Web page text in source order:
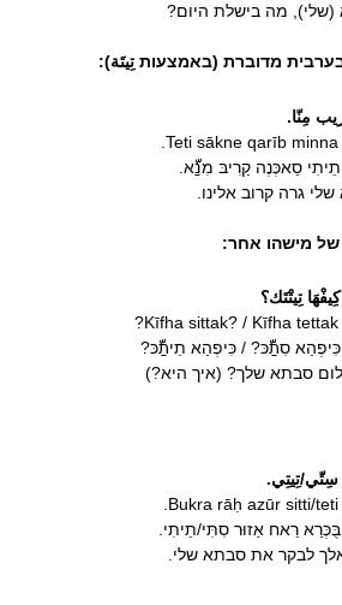
(שלי), מה בישלת היום?
مِنّا.
סַאכְּנֶה קַרִיבּ מִנַّّא.
גרה קרוב אלינו.
تِيتْتَك؟
סִתַّّכּ? / כִּיפְהַא תֵיתַّّכּ?
סבתא שלך? (איך היא?)
سِتّي/تِيتِي.
רַאח אַזוּר סִתִּי/תֵיתִי.
לבקר את סבתא שלי.